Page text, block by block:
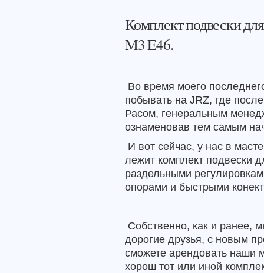
Комплект подвески
M3 E46.
Во время моего
побывать на JRZ, где
Расом, генеральным
ознаменовав тем самым
И вот сейчас, у нас в
лежит комплект подвески
раздельными
опорами и быстрыми
Собственно, как и ранее,
дорогие друзья, с новым
сможете арендовать наши
хорош тот или иной